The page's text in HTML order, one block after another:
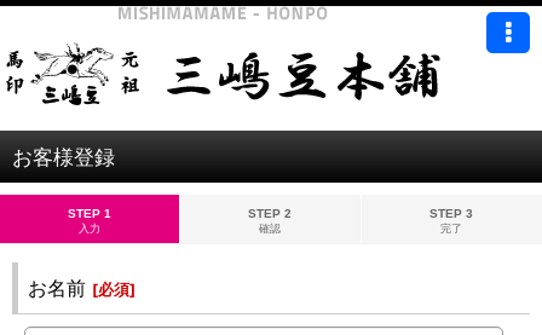
お客様登録
STEP 1
入力
STEP 2
確認
STEP 3
完了
お名前 [必須]